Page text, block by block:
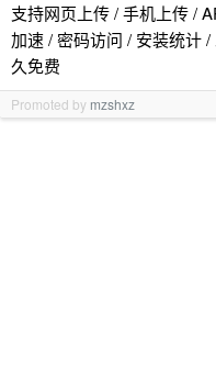
支持网页上传 / 手机上传 /
加速 / 密码访问 / 安装统计
久免费
Promoted by mzshxz